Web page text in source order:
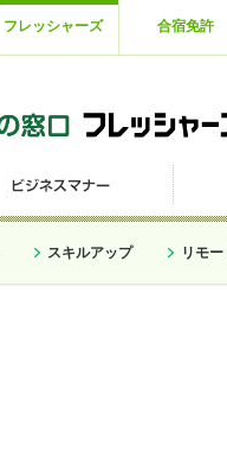
フレッシャーズ 合宿免許
スキルアップ リモ